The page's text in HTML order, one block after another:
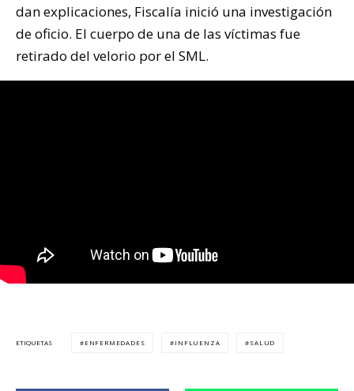
dan explicaciones, Fiscalía inició una investigación
de oficio. El cuerpo de una de las víctimas fue
retirado del velorio por el SML.
ETIQUETAS ENFERMEDADES INFLUENZA SALUD